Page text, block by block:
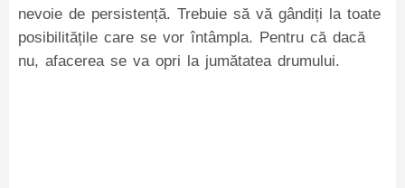
nevoie de persistență. Trebuie să vă gândiți la toate
posibilitățile care se vor întâmpla. Pentru că dacă
nu, afacerea se va opri la jumătatea drumului.